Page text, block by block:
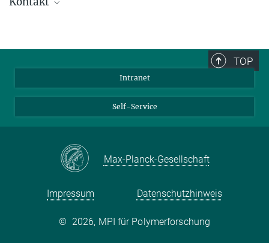
Webseite von Stanislav Balouchev
TOP
Intranet
Self-Service
Max-Planck-Gesellschaft
Impressum Datenschutzhinweis
© 2026, MPI für Polymerforschung